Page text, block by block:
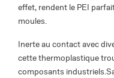
effet, rendent le PEI
moules.
Inerte au contact avec
cette thermoplastique
composants